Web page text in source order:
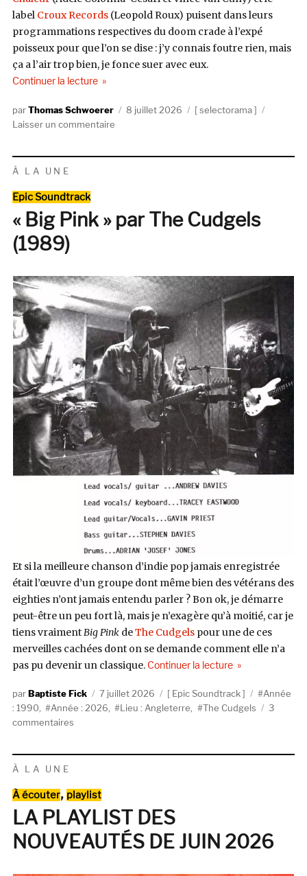
label Croux Records(Leopold Roux) puisent dans leurs
programmations respectives du doom crade à l’expé
poisseux pour que l’on se dise : j’y connais foutre rien, mais
ça a l’air trop bien, je fonce suer avec eux.
Continuer la lecturede « Selectorama : Summer Of Seum »
AuteurThomas Schwoerer
Publié
8 juillet 2026 Catégories
selectorama
Laisser un commentairesur
À LA UNE
Catégories
Epic Soundtrack
« Big Pink » par The Cudgels
(1989)
Et si la meilleure chanson d’indie pop jamais enregistrée
était l’œuvre d’un groupe dont même bien des vétérans des
eighties n’ont jamais entendu parler ? Bon ok, je démarre
peut-être un peu fort là, mais je n’exagère qu’à moitié, car je
tiens vraimentBig PinkdeThe Cudgelspour une de ces
merveilles cachées dont on se demande comment elle n’a
pas pu devenir un classique. Continuer la lecturede « « Big Pink »
AuteurBaptiste Fick
Publié
le
7 juillet 2026 Catégories
Epic Soundtrack Étiquettes
Année
: 1990, Année : 2026, Lieu : Angleterre, The Cudgels
3
commentairessur
Cudgels
(1989)
À LA UNE
Catégories
À écouter, playlist
LA PLAYLIST DES
NOUVEAUTÉS DE JUIN 2026